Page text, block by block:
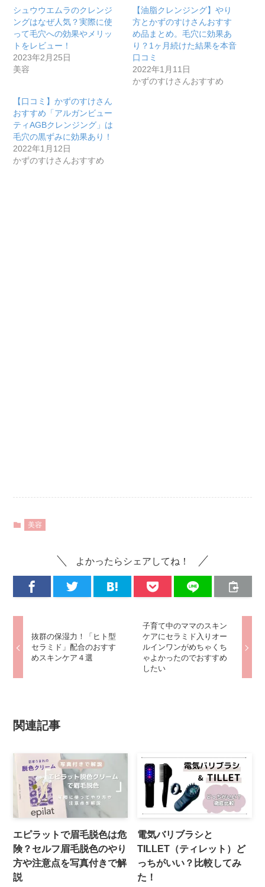
シュウウエムラのクレンジ
ングはなぜ人気？実際に使
って毛穴への効果やメリッ
トをレビュー！
2023年2月25日
美容
【油脂クレンジング】やり
方とかずのすけさんおすす
め品まとめ。毛穴に効果あ
り？1ヶ月続けた結果を本音
口コミ
2022年1月11日
かずのすけさんおすすめ
【口コミ】かずのすけさん
おすすめ「アルガンビュー
ティAGBクレンジング」は
毛穴の黒ずみに効果あり！
2022年1月12日
かずのすけさんおすすめ
美容
よかったらシェアしてね！
抜群の保湿力！「ヒト型
セラミド」配合のおすす
めスキンケア４選
子育て中のママのスキン
ケアにセラミド入りオー
ルインワンがめちゃくち
ゃよかったのでおすすめ
したい
関連記事
エピラットで眉毛脱色は危
険？セルフ眉毛脱色のやり
方や注意点を写真付きで解
説
電気バリブラシと
TILLET（ティレット）ど
っちがいい？比較してみ
た！